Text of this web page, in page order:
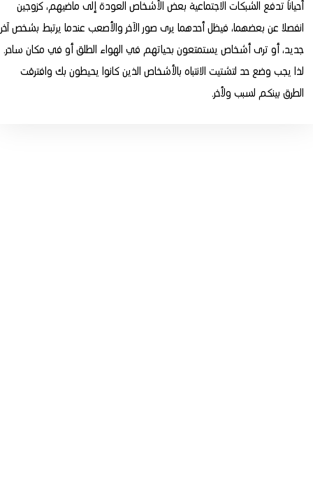
أحياناً تدفع الشبكات الاجتماعية بعض الأشخاص العودة إلى ماضيهم، كزوجين
انفصلا عن بعضهما، فيظل أحدهما يرى صور الآخر والأصعب عندما يرتبط بشخص آخر
جديد، أو ترى أشخاص يستمتعون بحياتهم في الهواء الطلق أو في مكان ساحر.
لذا يجب وضع حد لتشتيت الانتباه بالأشخاص الذين كانوا يحيطون بك وافترقت
الطرق بينكم لسبب ولأخر.